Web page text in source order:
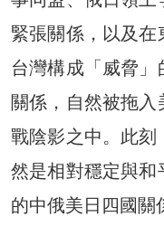
緊張關係，以及
台灣構成「威脅
關係，自然被拖
戰陰影之中。此刻
然是相對穩定與
的中俄美日四國關